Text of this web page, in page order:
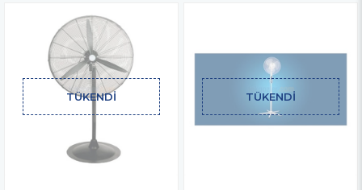
TÜKENDI TÜKENDI